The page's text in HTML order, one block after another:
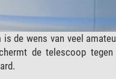
is de wens van veel
de telescoop